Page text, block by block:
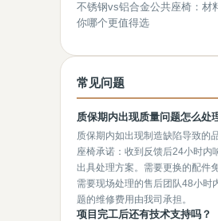
不锈钢vs铝合金公共座椅：材
你哪个更值得选
常见问题
质保期内出现质量问题怎么处
质保期内如出现制造缺陷导致的
座椅承诺：收到反馈后24小时内
出具处理方案。需要更换的配件
需要现场处理的售后团队48小时
题的维修费用由我司承担。
项目完工后还有技术支持吗？